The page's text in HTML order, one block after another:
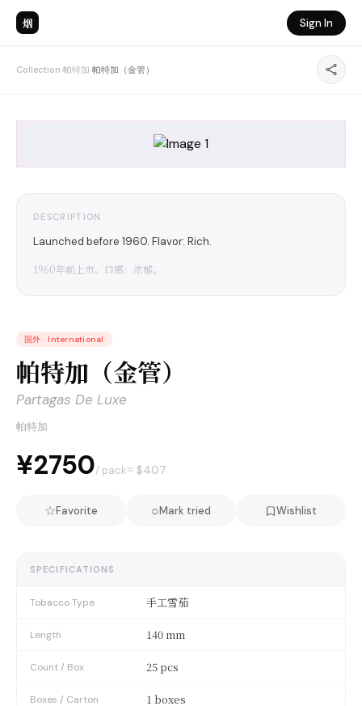
烟 Sign In
Collection›帕特加›帕特加（金管）
DESCRIPTION
Launched before 1960. Flavor: Rich.
1960年前上市。口感：浓郁。
国外 · International
帕特加（金管）
Partagas De Luxe
帕特加
¥2750/ pack≈ $407
☆Favorite ○Mark tried Wishlist
SPECIFICATIONS
Tobacco Type 手工雪茄
Length 140 mm
Count / Box 25 pcs
Boxes / Carton 1 boxes